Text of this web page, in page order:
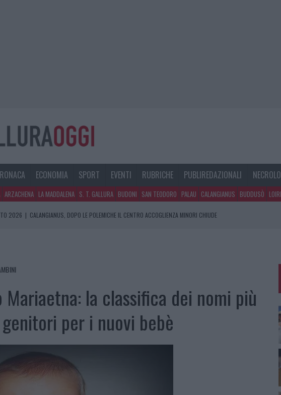
ECONOMIA SPORT EVENTI RUBRICHE PUBLIREDAZIONALI
ARZACHENA LA MADDALENA S. T. GALLURA BUDONI SAN TEODORO PALAU CALANGIANUS BUDDUSÒ
2026 | CALANGIANUS, DOPO LE POLEMICHE IL CENTRO ACCOGLIENZA MINORI CHIUDE
PINO, LA FINE DI UN LUNGO DOLORE: STORIA E RINASCITA DELLA STRADA CHE SEGNÒ LA GALLURA
Mariaetna: la classifica dei nomi più
per i nuovi bebè